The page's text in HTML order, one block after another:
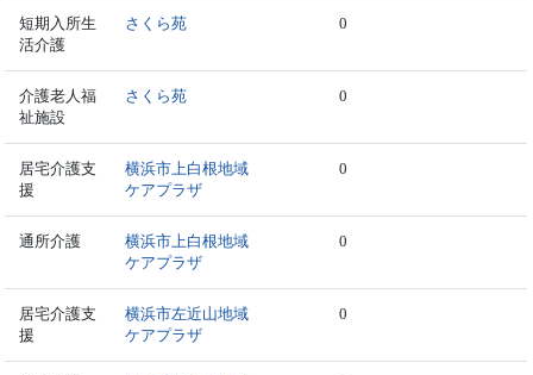
短期入所生
活介護
さくら苑 0
介護老人福
祉施設
さくら苑 0
居宅介護支
援
横浜市上白根地域
ケアプラザ
0
通所介護
横浜市上白根地域
ケアプラザ
0
居宅介護支
援
横浜市左近山地域
ケアプラザ
0